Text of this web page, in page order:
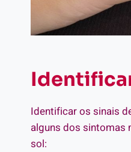
Identificar os sinais
alguns dos sintomas
sol: